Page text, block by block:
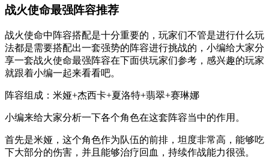
战火使命最强阵容推荐
战火使命中阵容搭配是十分重要的，玩家们不管是进行什么玩
法都是需要搭配出一套强势的阵容进行挑战的，小编给大家分
享一套战火使命最强阵容在下面供玩家们参考，感兴趣的玩家
就跟着小编一起来看看吧。
阵容组成：米娅+杰西卡+夏洛特+翡翠+赛琳娜
小编来给大家分析一下各个角色在这套阵容当中的作用。
首先是米娅，这个角色作为队伍的前排，坦度非常高，能够吃
下大部分的伤害，并且能够治疗回血，持续作战能力很强。